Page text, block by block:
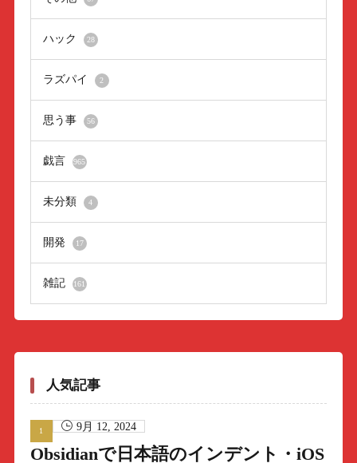
ハック 28
ラズパイ 2
思う事 56
戯言 965
未分類 4
開発 17
雑記 161
人気記事
9月 12, 2024
Obsidianで日本語のインデント・iOS